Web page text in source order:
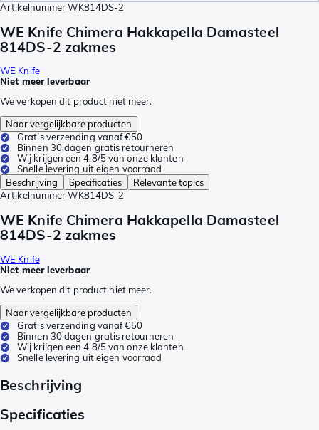
Artikelnummer WK814DS-2
WE Knife Chimera Hakkapella Damasteel
814DS-2 zakmes
WE Knife
Niet meer leverbaar
We verkopen dit product niet meer.
Naar vergelijkbare producten
Gratis verzending vanaf €50
Binnen 30 dagen gratis retourneren
Wij krijgen een 4,8/5 van onze klanten
Snelle levering uit eigen voorraad
Beschrijving
Specificaties
Relevante topics
Artikelnummer WK814DS-2
WE Knife Chimera Hakkapella Damasteel
814DS-2 zakmes
WE Knife
Niet meer leverbaar
We verkopen dit product niet meer.
Naar vergelijkbare producten
Gratis verzending vanaf €50
Binnen 30 dagen gratis retourneren
Wij krijgen een 4,8/5 van onze klanten
Snelle levering uit eigen voorraad
Beschrijving
Specificaties